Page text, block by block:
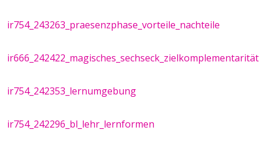
ir754_243263_praesenzphase_vorteile_nachteile
ir666_242422_magisches_sechseck_zielkomplementarität
ir754_242353_lernumgebung
ir754_242296_bl_lehr_lernformen